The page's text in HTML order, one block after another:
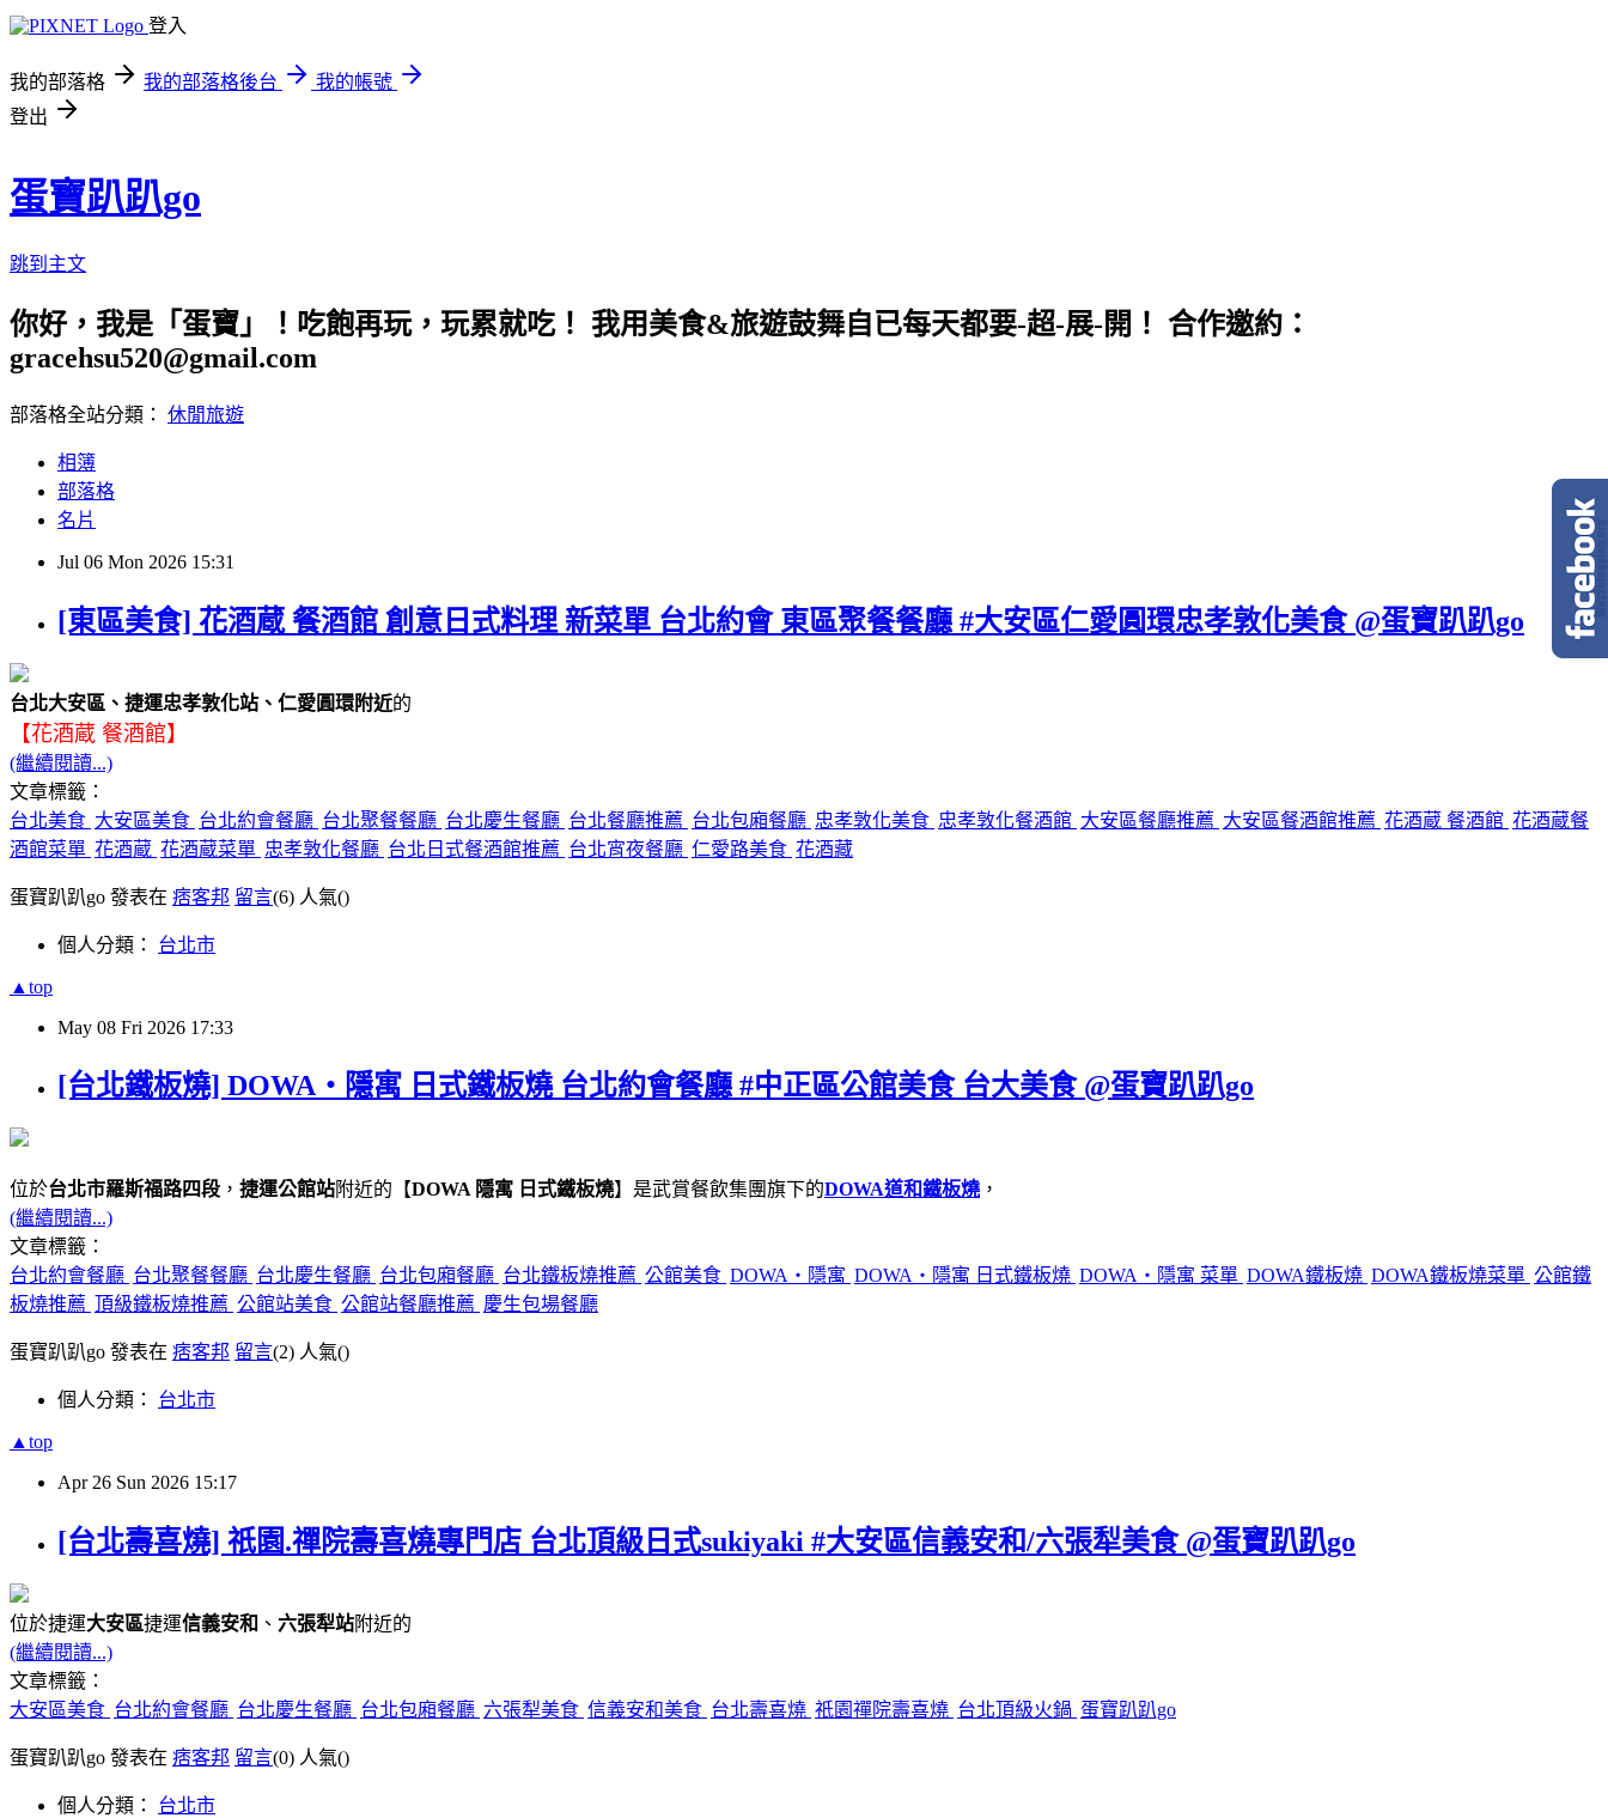
登入
我的部落格 我的部落格後台
我的帳號
登出
蛋寶趴趴go
跳到主文
你好，我是「蛋寶」！吃飽再玩，玩累就吃！ 我用美食&旅遊鼓舞自已每天都要-超-展-開！ 合作邀約：
gracehsu520@gmail.com
部落格全站分類： 休閒旅遊
相簿
部落格
名片
Jul 06 Mon 2026 15:31
[東區美食] 花酒蔵 餐酒館 創意日式料理 新菜單 台北約會 東區聚餐餐廳 #大安區仁愛圓環忠孝敦化美食 @蛋寶趴趴go
台北大安區、捷運忠孝敦化站、仁愛圓環附近的
【花酒蔵 餐酒館】
(繼續閱讀...)
文章標籤：
台北美食 大安區美食 台北約會餐廳 台北聚餐餐廳 台北慶生餐廳 台北餐廳推薦 台北包廂餐廳 忠孝敦化美食 忠孝敦化餐酒館 大安區餐廳推薦 大安區餐酒館推薦 花酒蔵 餐酒館 花酒蔵餐
酒館菜單 花酒蔵 花酒蔵菜單 忠孝敦化餐廳 台北日式餐酒館推薦 台北宵夜餐廳 仁愛路美食 花酒藏
蛋寶趴趴go 發表在 痞客邦 留言(6) 人氣()
個人分類： 台北市
▲top
May 08 Fri 2026 17:33
[台北鐵板燒] DOWA・隱寓 日式鐵板燒 台北約會餐廳 #中正區公館美食 台大美食 @蛋寶趴趴go
位於台北市羅斯福路四段 ， 捷運公館站附近的【DOWA 隱寓 日式鐵板燒】是武賞餐飲集團旗下的DOWA道和鐵板燒 ，
(繼續閱讀...)
文章標籤：
台北約會餐廳 台北聚餐餐廳 台北慶生餐廳 台北包廂餐廳 台北鐵板燒推薦 公館美食 DOWA・隱寓 DOWA・隱寓 日式鐵板燒 DOWA・隱寓 菜單 DOWA鐵板燒 DOWA鐵板燒菜單 公館鐵
板燒推薦 頂級鐵板燒推薦 公館站美食 公館站餐廳推薦 慶生包場餐廳
蛋寶趴趴go 發表在 痞客邦 留言(2) 人氣()
個人分類： 台北市
▲top
Apr 26 Sun 2026 15:17
[台北壽喜燒] 祇園.禪院壽喜燒專門店 台北頂級日式sukiyaki #大安區信義安和/六張犁美食 @蛋寶趴趴go
位於捷運大安區捷運信義安和 、 六張犁站附近的
(繼續閱讀...)
文章標籤：
大安區美食 台北約會餐廳 台北慶生餐廳 台北包廂餐廳 六張犁美食 信義安和美食 台北壽喜燒 祇園禪院壽喜燒 台北頂級火鍋 蛋寶趴趴go
蛋寶趴趴go 發表在 痞客邦 留言(0) 人氣()
個人分類： 台北市